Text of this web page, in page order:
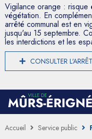
Vigilance orange :
végétation. En
arrêté communal est en
jusqu'au 15 septembre.
les interdictions et les
CONSULTER
Accueil Service public